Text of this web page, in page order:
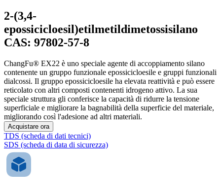
2-(3,4-
epossicicloesil)etilmetildimetossisilano
CAS: 97802-57-8
ChangFu® EX22 è uno speciale agente di accoppiamento silano
contenente un gruppo funzionale epossicicloesile e gruppi funzionali
dialcossi. Il gruppo epossicicloesile ha elevata reattività e può essere
reticolato con altri composti contenenti idrogeno attivo. La sua
speciale struttura gli conferisce la capacità di ridurre la tensione
superficiale e migliorare la bagnabilità della superficie del materiale,
migliorando così l'adesione ad altri materiali.
Acquistare ora
TDS (scheda di dati tecnici)
SDS (scheda di data di sicurezza)